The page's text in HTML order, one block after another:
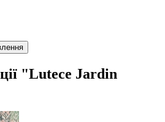
"Lutece Jardin